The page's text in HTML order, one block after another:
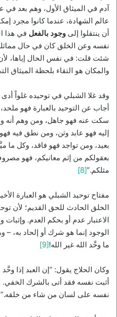
آدم في الميثاق الأول، وهم بعد في
عالم الشهادة، عندما كانوا مجرد
أن ينتقلوا إلى وجود بالفعل في هذا
نفسه وعن الخلق كان في حال
شئت قلت: في نفس الحال إياها،
والمكان هو التقاء بلحظة الميثاق
وقد غلا الشبلي في توحيده غلواً
أجاب عن التوحيد بالعبارة فهو
سكت عنه فهو جاهل، ومن وهم أنه
إليه فهو عابد وثن، ومن نطق فيه
بعيد، ومن تواجد فهو فاقد، وكل ما
بعقولكم من إثم معانيكم، فهو
مثلكم.”[8]
مفتاح توحيد الشبلي هو العبارة
الخلق الحادث للحق القديم؛ لأن
الاعتبار عدم أو بحكم العدم.
الوجود إنما هو شرك أو إلحاد به، –
ما وحَّد الله غير الله![9]
وكان الحلاج يقول: “إن العبد إذا
أثبت نفسه فقد أتى بالشرك الخفي.
نفسه على لسان من شاء من خلقه.”